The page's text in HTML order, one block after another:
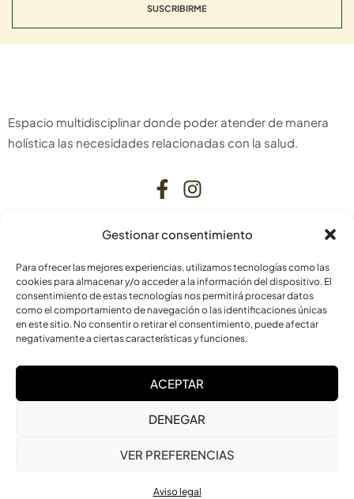
Gestionar consentimiento
Para ofrecer las mejores experiencias, utilizamos tecnologías como las
cookies para almacenar y/o acceder a la información del dispositivo. El
consentimiento de estas tecnologías nos permitirá procesar datos
como el comportamiento de navegación o las identificaciones únicas
en este sitio. No consentir o retirar el consentimiento, puede afectar
negativamente a ciertas características y funciones.
ACEPTAR
DENEGAR
VER PREFERENCIAS
Aviso legal
SUSCRIBIRME
Espacio multidisciplinar donde poder atender de manera
holística las necesidades relacionadas con la salud.
C. Bardenas Reales, 11, bajo
31006 Pamplona
Navarra